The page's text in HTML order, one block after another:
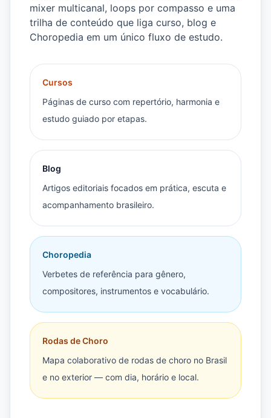
mixer multicanal, loops por compasso e uma
trilha de conteúdo que liga curso, blog e
Choropedia em um único fluxo de estudo.
Cursos
Páginas de curso com repertório, harmonia e
estudo guiado por etapas.
Blog
Artigos editoriais focados em prática, escuta e
acompanhamento brasileiro.
Choropedia
Verbetes de referência para gênero,
compositores, instrumentos e vocabulário.
Rodas de Choro
Mapa colaborativo de rodas de choro no Brasil
e no exterior — com dia, horário e local.